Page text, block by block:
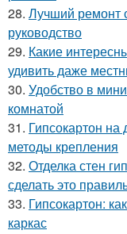
28. Лучший ремонт
руководство
29. Какие
удивить даже
30. Удобство в
комнатой
31. Гипсокартон
методы крепления
32. Отделка стен
сделать это
33. Гипсокартон:
каркас